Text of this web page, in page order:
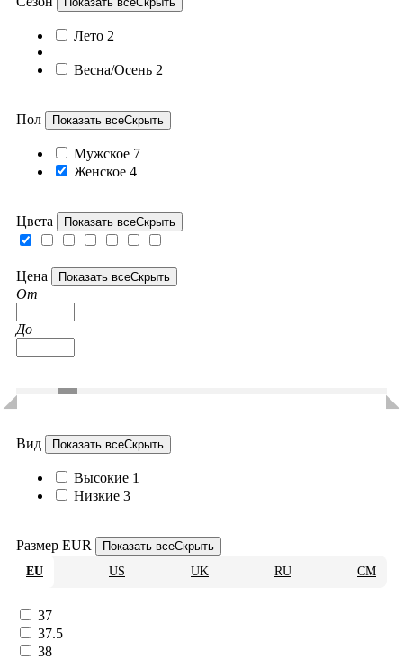
Лето 2
Весна/Осень 2
Пол Показать всеСкрыть
Мужское 7
Женское 4
Цвета Показать всеСкрыть
Цена Показать всеСкрыть
От
До
Вид Показать всеСкрыть
Высокие 1
Низкие 3
Размер EUR Показать всеСкрыть
EU
US UK RU CM
37
37.5
38